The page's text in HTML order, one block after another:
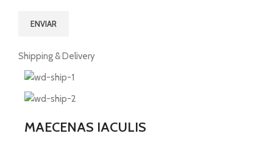
Shipping & Delivery
MAECENAS IACULIS